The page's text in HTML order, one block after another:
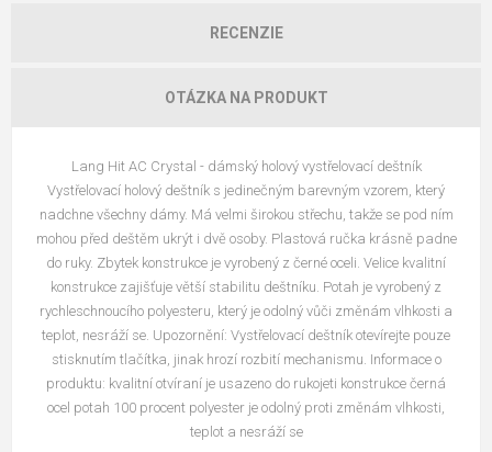
RECENZIE
OTÁZKA NA PRODUKT
Lang Hit AC Crystal - dámský holový vystřelovací deštník
Vystřelovací holový deštník s jedinečným barevným vzorem, který
nadchne všechny dámy. Má velmi širokou střechu, takže se pod ním
mohou před deštěm ukrýt i dvě osoby. Plastová ručka krásně padne
do ruky. Zbytek konstrukce je vyrobený z černé oceli. Velice kvalitní
konstrukce zajišťuje větší stabilitu deštníku. Potah je vyrobený z
rychleschnoucího polyesteru, který je odolný vůči změnám vlhkosti a
teplot, nesráží se. Upozornění: Vystřelovací deštník otevírejte pouze
stisknutím tlačítka, jinak hrozí rozbití mechanismu. Informace o
produktu: kvalitní otvíraní je usazeno do rukojeti konstrukce černá
ocel potah 100 procent polyester je odolný proti změnám vlhkosti,
teplot a nesráží se